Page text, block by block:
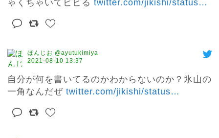
ゃくちゃいてビビる twitter.com/jikishi/status…
ほんじお @ayutukimiya
2021-08-10 13:37
自分が何を書いてるのかわからないのか？氷山の
一角なんだぜ twitter.com/jikishi/status…